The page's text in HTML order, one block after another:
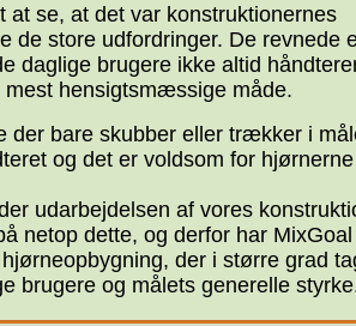
at se, at det var konstruktionernes
de store udfordringer. De revnede
daglige brugere ikke altid
mest hensigtsmæssige måde.
der bare skubber eller trækker i
og det er voldsom for
udarbejdelsen af vores
netop dette, og derfor har MixGoal
der i større grad
brugere og målets generelle